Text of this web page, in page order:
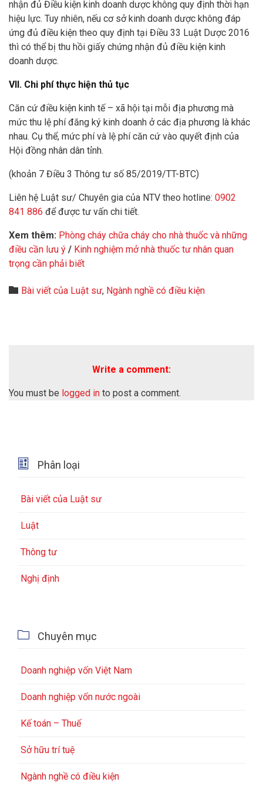
nhận đủ Điều kiện kinh doanh dược không quy định thời hạn
hiệu lực. Tuy nhiên, nếu cơ sở kinh doanh dược không đáp
ứng đủ điều kiện theo quy định tại Điều 33 Luật Dược 2016
thì có thể bị thu hồi giấy chứng nhận đủ điều kiện kinh
doanh dược.
VII. Chi phí thực hiện thủ tục
Căn cứ điều kiện kinh tế – xã hội tại mỗi địa phương mà
mức thu lệ phí đăng ký kinh doanh ở các địa phương là khác
nhau. Cụ thể, mức phí và lệ phí căn cứ vào quyết định của
Hội đồng nhân dân tỉnh.
(khoản 7 Điều 3 Thông tư số 85/2019/TT-BTC)
Liên hệ Luật sư/ Chuyên gia của NTV theo hotline: 0902
841 886 để được tư vấn chi tiết.
Xem thêm: Phòng cháy chữa cháy cho nhà thuốc và những
điều cần lưu ý / Kinh nghiệm mở nhà thuốc tư nhân quan
trọng cần phải biết
 Category
Bài viết của Luật sư, Ngành nghề có điều kiện
Write a comment:
You must be logged in to post a comment.
 Phân loại
Bài viết của Luật sư
Luật
Thông tư
Nghị định
 Chuyên mục
Doanh nghiệp vốn Việt Nam
Doanh nghiệp vốn nước ngoài
Kế toán – Thuế
Sở hữu trí tuệ
Ngành nghề có điều kiện